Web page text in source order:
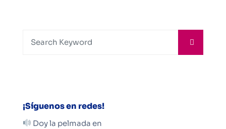
¡Síguenos en redes!
Doy la pelmada en